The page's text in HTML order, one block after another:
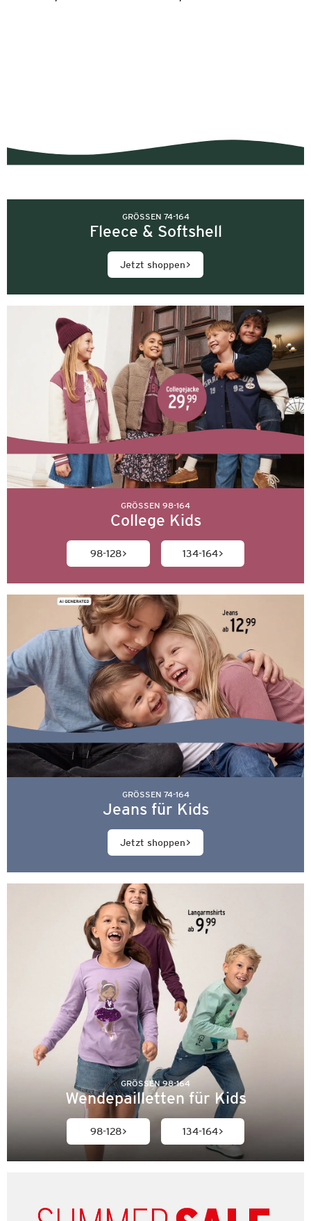
GRÖSSEN 74-164
Fleece & Softshell
Jetzt shoppen
GRÖSSEN 98-164
College Kids
98-128 134-164
GRÖSSEN 74-164
Jeans für Kids
Jetzt shoppen
GRÖSSEN 98-164
Wendepailletten für Kids
98-128 134-164